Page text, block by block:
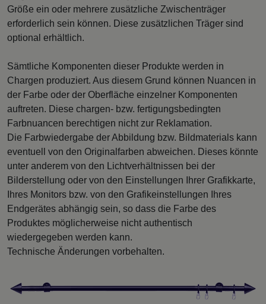
Größe ein oder mehrere zusätzliche Zwischenträger
erforderlich sein können. Diese zusätzlichen Träger sind
optional erhältlich.
Sämtliche Komponenten dieser Produkte werden in
Chargen produziert. Aus diesem Grund können Nuancen in
der Farbe oder der Oberfläche einzelner Komponenten
auftreten. Diese chargen- bzw. fertigungsbedingten
Farbnuancen berechtigen nicht zur Reklamation.
Die Farbwiedergabe der Abbildung bzw. Bildmaterials kann
eventuell von den Originalfarben abweichen. Dieses könnte
unter anderem von den Lichtverhältnissen bei der
Bilderstellung oder von den Einstellungen Ihrer Grafikkarte,
Ihres Monitors bzw. von den Grafikeinstellungen Ihres
Endgerätes abhängig sein, so dass die Farbe des
Produktes möglicherweise nicht authentisch
wiedergegeben werden kann.
Technische Änderungen vorbehalten.